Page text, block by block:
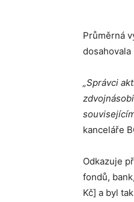
Průměrná
„Správci
kanceláře
Odkazuje
fondů,
Kč] a byl